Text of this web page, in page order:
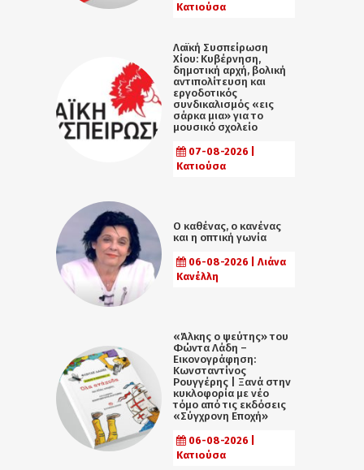
Κατιούσα
Λαϊκή Συσπείρωση
Χίου: Κυβέρνηση,
δημοτική αρχή, βολική
αντιπολίτευση και
εργοδοτικός
συνδικαλισμός «εις
σάρκα μια» για το
μουσικό σχολείο
07-08-2026 |
Κατιούσα
Ο καθένας, ο κανένας
και η οπτική γωνία
06-08-2026 | Λιάνα
Κανέλλη
«Άλκης ο ψεύτης» του
Φώντα Λάδη –
Εικονογράφηση:
Κωνσταντίνος
Ρουγγέρης | Ξανά στην
κυκλοφορία με νέο
τόμο από τις εκδόσεις
«Σύγχρονη Εποχή»
06-08-2026 |
Κατιούσα